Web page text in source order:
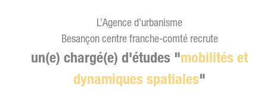
L’Agence d’urbanisme
Besançon centre franche-comté recrute
un(e) chargé(e) d'études "mobilités et
dynamiques spatiales"